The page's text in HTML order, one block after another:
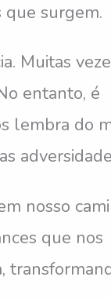
que surgem.
Muitas
entanto, é
lembra do
nosso
que nos